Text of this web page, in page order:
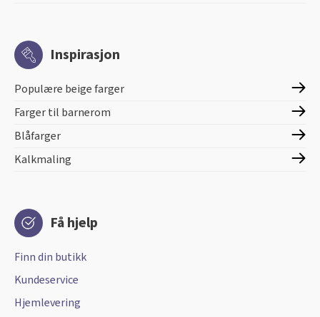
Inspirasjon
Populære beige farger
Farger til barnerom
Blåfarger
Kalkmaling
Få hjelp
Finn din butikk
Kundeservice
Hjemlevering